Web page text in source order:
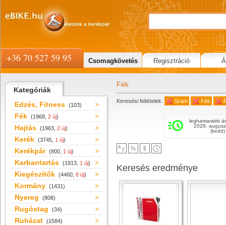
Kategóriák
Edzés, Fitness (103)
Fék (1968, 2 új)
Hajtás (1963, 2 új)
Kerék (3745, 1 új)
Kerékpár (800, 1 új)
Karbantartás (1913, 1 új)
Kiegészítők (4460, 8 új)
Kormány (1431)
Nyereg (808)
Rugóstag (34)
Ruházat (1584)
Fék
Keresési feltételek: Sram Fék
leghamarabb
2026.
(kedd)
Keresés eredménye
+36 70 527 59 95 Csomagkövetés Regisztráció